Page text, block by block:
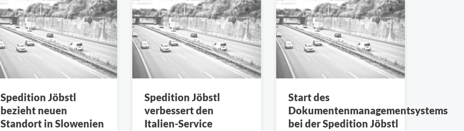
Spedition Jöbstl
bezieht neuen
Standort in Slowenien
Spedition Jöbstl
verbessert den
Italien-Service
Start des
Dokumentenmanagementsystems
bei der Spedition Jöbstl